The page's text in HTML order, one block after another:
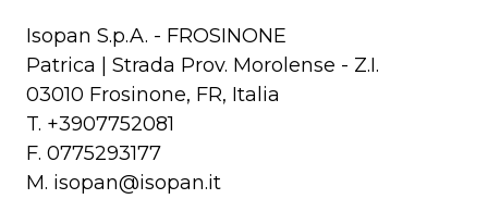
Isopan S.p.A. - FROSINONE
Patrica | Strada Prov. Morolense - Z.I.
03010 Frosinone, FR, Italia
T. +3907752081
F. 0775293177
M. isopan@isopan.it